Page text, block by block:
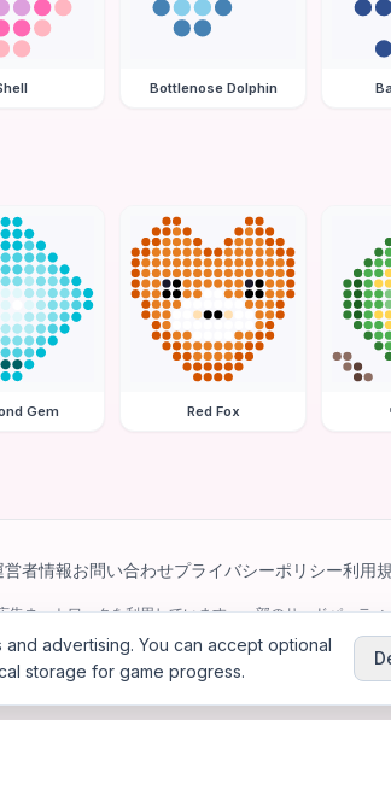
Bottlenose Dolphin
Gem Red Fox
営者情報お問い合わせプライバシーポリシー利用
ネットワークを利用しています。一部のサードパーテ
ライズ広告を配信する場合があります。
のオンラインダイヤモンドアート＆ビーズアート塗り絵ゲ
advertising. You can accept optional
storage for game progress.